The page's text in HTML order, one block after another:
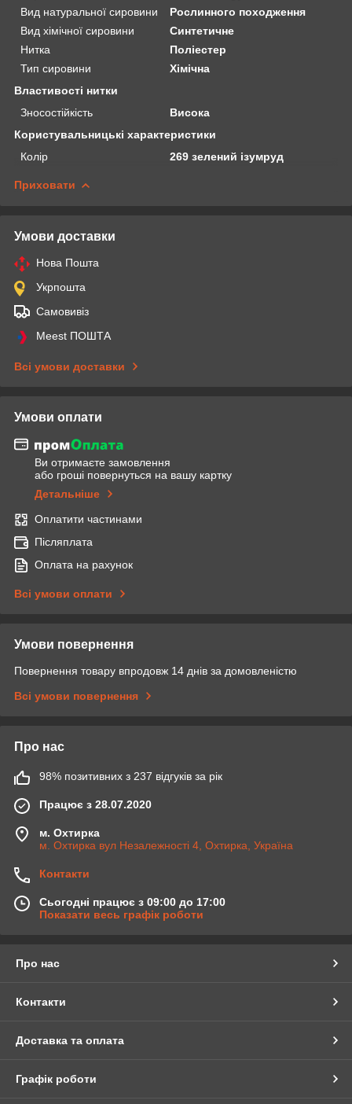
Вид натуральної сировини
Рослинного походження
Вид хімічної сировини
Синтетичне
Нитка
Поліестер
Тип сировини
Хімічна
Властивості нитки
Зносостійкість
Висока
Користувальницькі характеристики
Колір
269 зелений ізумруд
Приховати
Умови доставки
Нова Пошта
Укрпошта
Самовивіз
Meest ПОШТА
Всі умови доставки
Умови оплати
Ви отримаєте замовлення
або гроші повернуться на вашу картку
Детальніше
Оплатити частинами
Післяплата
Оплата на рахунок
Всі умови оплати
Умови повернення
Повернення товару впродовж 14 днів за домовленістю
Всі умови повернення
Про нас
98% позитивних з 237 відгуків за рік
Працює з 28.07.2020
м. Охтирка
м. Охтирка вул Незалежності 4, Охтирка, Україна
Контакти
Сьогодні працює з 09:00 до 17:00
Показати весь графік роботи
Про нас
Контакти
Доставка та оплата
Графік роботи